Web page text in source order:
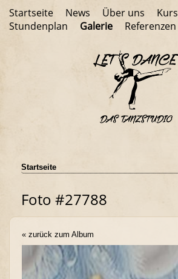
Startseite News Über uns
Stundenplan
Galerie Referenzen
Startseite
Foto #27788
« zurück zum Album